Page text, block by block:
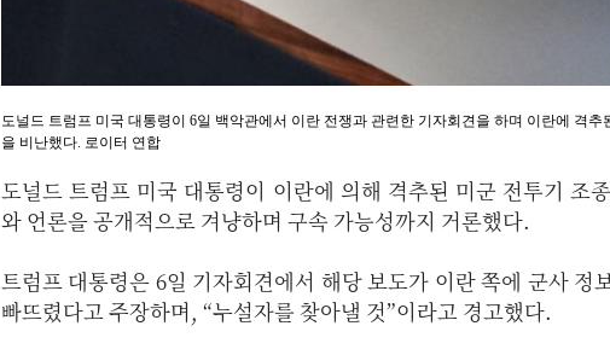
도널드 트럼프 미국 대통령이 6일 백악관에서 이란 전쟁과 관련한 기자회견을 하며 이란에 격
을 비난했다. 로이터 연합
도널드 트럼프 미국 대통령이 이란에 의해 격추된 미군 전투기 조
와 언론을 공개적으로 겨냥하며 구속 가능성까지 거론했다.
트럼프 대통령은 6일 기자회견에서 해당 보도가 이란 쪽에 군사 정
빠뜨렸다고 주장하며, “누설자를 찾아낼 것”이라고 경고했다.